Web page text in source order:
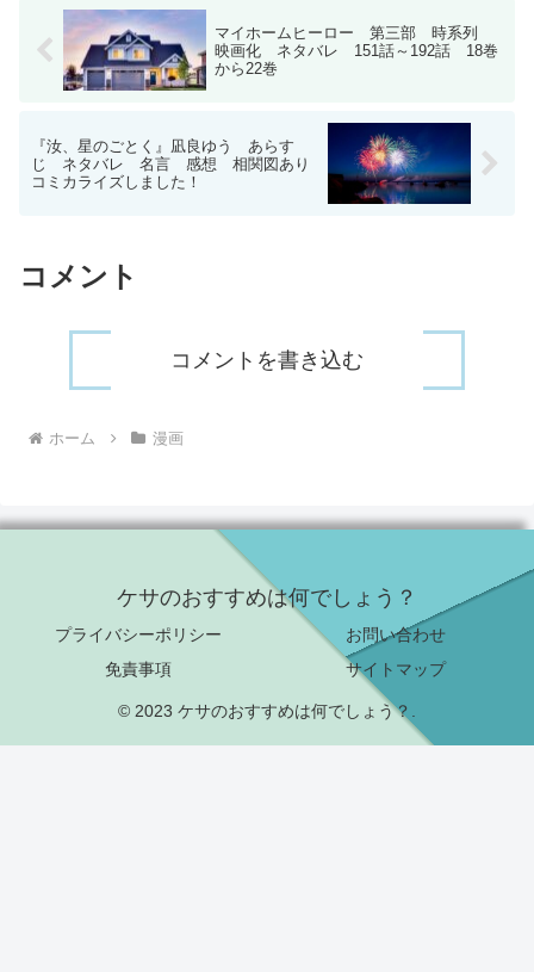
マイホームヒーロー 第三部 時系列
映画化 ネタバレ 151話～192話 18巻
から22巻
『汝、星のごとく』凪良ゆう あらす
じ ネタバレ 名言 感想 相関図あり
コミカライズしました！
コメント
コメントを書き込む
ホーム 漫画
ケサのおすすめは何でしょう？
プライバシーポリシー
お問い合わせ
免責事項
サイトマップ
© 2023 ケサのおすすめは何でしょう？.